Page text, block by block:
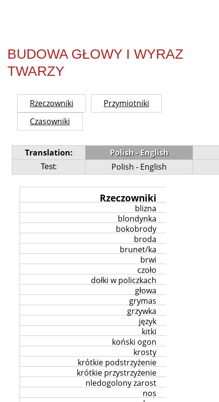
BUDOWA GŁOWY I WYRAZ
TWARZY
Rzeczowniki
Przymiotniki
Czasowniki
Translation: Polish - English
Test: Polish - English
Rzeczowniki
blizna
blondynka
bokobrody
broda
brunet/ka
brwi
czoło
dołki w policzkach
głowa
grymas
grzywka
język
kitki
koński ogon
krosty
krótkie podstrzyżenie
krótkie przystrzyżenie
nledogolony zarost
nos